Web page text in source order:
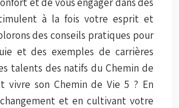
à la fois votre esprit et
des conseils pratiques pour
et des exemples de carrières
talents des natifs du Chemin de
vivre son Chemin de Vie 5 ? En
et en cultivant votre